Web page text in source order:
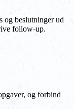
og beslutninger ud
follow-up.
og forbind